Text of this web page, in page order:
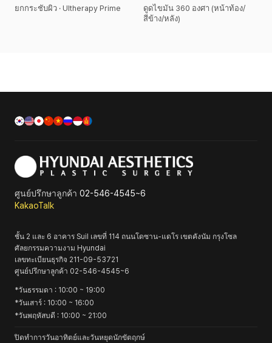
ยกกระชับผิว · Ultherapy Prime
ดูดไขมัน 360 องศา (หน้าท้อง/
สีข้าง/หลัง)
ศูนย์ปรึกษาลูกค้า 02-546-4545~6
KakaoTalk
ชั้น 2 และ 6 อาคาร Suil เลขที่ 114 ถนนโดซาน-แดโร เขตคังนัม กรุงโซล
ศัลยกรรมความงาม Hyundai
เลขทะเบียนธุรกิจ 211-09-53721
ศูนย์ปรึกษาลูกค้า 02-546-4545~6
*วันธรรมดา : 10:00 ~ 19:00
*วันเสาร์ : 10:00 ~ 16:00
*วันพฤหัสบดี : 10:00 ~ 21:00
ปิดทำการวันอาทิตย์และวันหยุดนักขัตฤกษ์